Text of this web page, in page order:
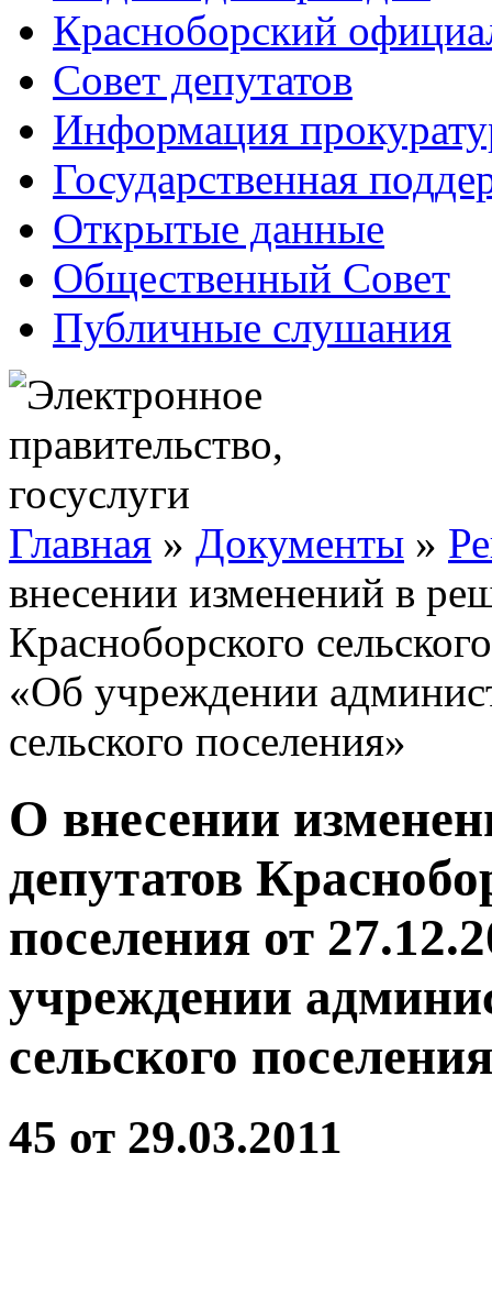
Красноборский
Совет депутатов
Информация
Государственная
Открытые данные
Общественный Совет
Публичные слушания
Главная » Документы »
внесении изменений в
Красноборского
«Об учреждении
сельского поселения»
О внесении
депутатов
поселения от
учреждении
сельского
45 от 29.03.2011